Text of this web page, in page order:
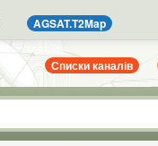
AGSAT.T2Map
Списки каналів